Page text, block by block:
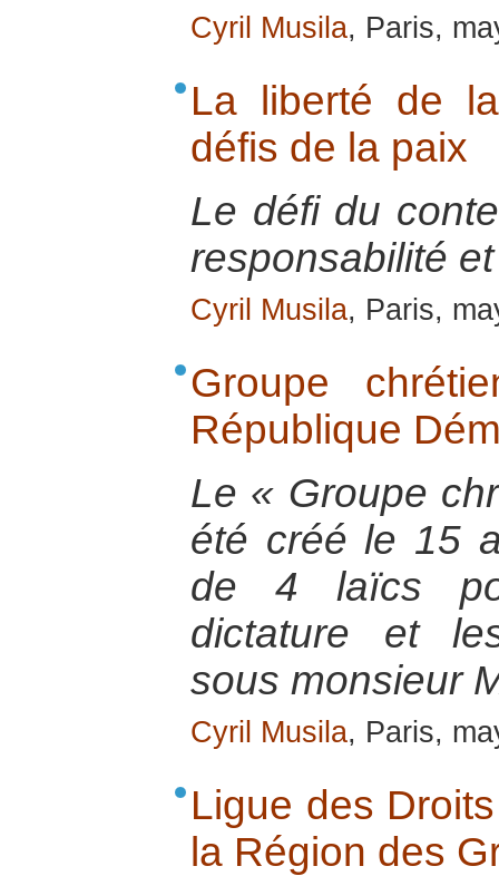
Cyril Musila, Paris,
La liberté de
défis de la paix
Le défi du
responsabilité
Cyril Musila, Paris,
Groupe
République
Le « Groupe
été créé le 15
de 4 laïcs
dictature et
sous monsieur
Cyril Musila, Paris,
Ligue des
la Région des